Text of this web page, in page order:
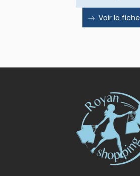
Voir la fiche